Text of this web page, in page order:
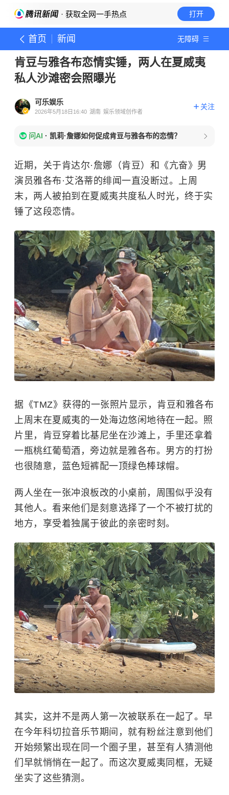
· 获取全网一手热点 打开
首页 新闻 无障碍
肯豆与雅各布恋情实锤，两人在夏威夷
私人沙滩密会照曝光
可乐娱乐
2026年5月18日16:40 湖南 娱乐领域创作者
关注
问AI · 凯莉·詹娜如何促成肯豆与雅各布的恋情？
​近期，关于肯达尔·詹娜（肯豆）和《亢奋》男
演员雅各布·艾洛蒂的绯闻一直没断过。上周
末，两人被拍到在夏威夷共度私人时光，终于实
锤了这段恋情。
据《TMZ》获得的一张照片显示，肯豆和雅各布
上周末在夏威夷的一处海边悠闲地待在一起。照
片里，肯豆穿着比基尼坐在沙滩上，手里还拿着
一瓶桃红葡萄酒，旁边就是雅各布。男方的打扮
也很随意，蓝色短裤配一顶绿色棒球帽。
两人坐在一张冲浪板改的小桌前，周围似乎没有
其他人。看来他们是刻意选择了一个不被打扰的
地方，享受着独属于彼此的亲密时刻。
其实，这并不是两人第一次被联系在一起了。早
在今年科切拉音乐节期间，就有粉丝注意到他们
开始频繁出现在同一个圈子里，甚至有人猜测他
们早就悄悄在一起了。而这次夏威夷同框，无疑
坐实了这些猜测。